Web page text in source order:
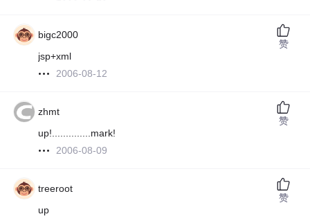
bigc2000
jsp+xml
2006-08-12
赞
zhmt
up!..............mark!
2006-08-09
赞
treeroot
up
赞